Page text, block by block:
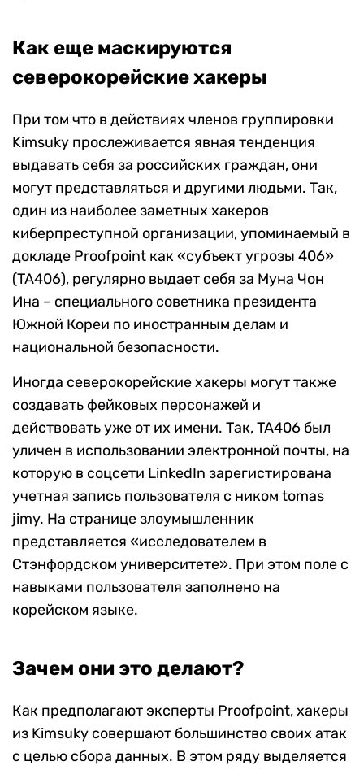
Как еще маскируются
северокорейские хакеры
При том что в действиях членов группировки
Kimsuky прослеживается явная тенденция
выдавать себя за российских граждан, они
могут представляться и другими людьми. Так,
один из наиболее заметных хакеров
киберпреступной организации, упоминаемый в
докладе Proofpoint как «субъект угрозы 406»
(TA406), регулярно выдает себя за Муна Чон
Ина – специального советника президента
Южной Кореи по иностранным делам и
национальной безопасности.
Иногда северокорейские хакеры могут также
создавать фейковых персонажей и
действовать уже от их имени. Так, TA406 был
уличен в использовании электронной почты, на
которую в соцсети LinkedIn зарегистирована
учетная запись пользователя с ником tomas
jimy. На странице злоумышленник
представляется «исследователем в
Стэнфордском университете». При этом поле с
навыками пользователя заполнено на
корейском языке.
Зачем они это делают?
Как предполагают эксперты Proofpoint, хакеры
из Kimsuky совершают большинство своих атак
с целью сбора данных. В этом ряду выделяется